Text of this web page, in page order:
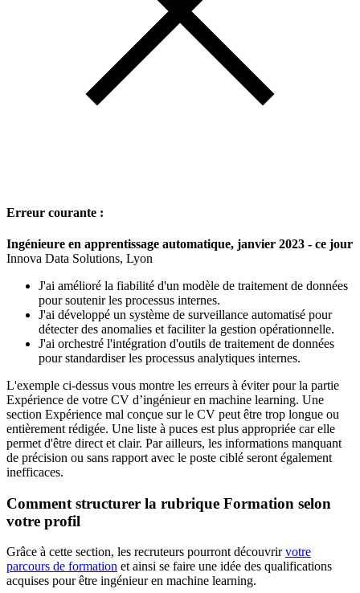
Erreur courante :
Ingénieure en apprentissage automatique, janvier 2023 - ce jour
Innova Data Solutions, Lyon
J'ai amélioré la fiabilité d'un modèle de traitement de données
pour soutenir les processus internes.
J'ai développé un système de surveillance automatisé pour
détecter des anomalies et faciliter la gestion opérationnelle.
J'ai orchestré l'intégration d'outils de traitement de données
pour standardiser les processus analytiques internes.
L'exemple ci-dessus vous montre les erreurs à éviter pour la partie
Expérience de votre CV d’ingénieur en machine learning. Une
section Expérience mal conçue sur le CV peut être trop longue ou
entièrement rédigée. Une liste à puces est plus appropriée car elle
permet d'être direct et clair. Par ailleurs, les informations manquant
de précision ou sans rapport avec le poste ciblé seront également
inefficaces.
Comment structurer la rubrique Formation selon
votre profil
Grâce à cette section, les recruteurs pourront découvrirvotre
parcours de formation et ainsi se faire une idée des qualifications
acquises pour être ingénieur en machine learning.